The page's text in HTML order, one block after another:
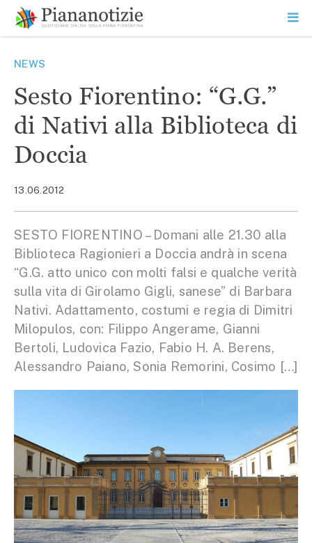
contenuto
SEARCH
NEWS
Sesto Fiorentino: “G.G.”
di Nativi alla Biblioteca di
Doccia
13.06.2012
SESTO FIORENTINO – Domani alle 21.30 alla
Biblioteca Ragionieri a Doccia andrà in scena
“G.G. atto unico con molti falsi e qualche verità
sulla vita di Girolamo Gigli, sanese” di Barbara
Nativi. Adattamento, costumi e regia di Dimitri
Milopulos, con: Filippo Angerame, Gianni
Bertoli, Ludovica Fazio, Fabio H. A. Berens,
Alessandro Paiano, Sonia Remorini, Cosimo […]